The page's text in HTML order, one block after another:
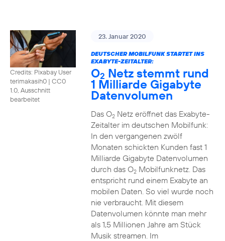
Credits: Pixabay User
terimakasih0 | CC0
1.0, Ausschnitt
bearbeitet
23. Januar 2020
DEUTSCHER MOBILFUNK STARTET INS
EXABYTE-ZEITALTER:
O2 Netz stemmt rund
1 Milliarde Gigabyte
Datenvolumen
Das O2Netz eröffnet das Exabyte-
Zeitalter im deutschen Mobilfunk:
In den vergangenen zwölf
Monaten schickten Kunden fast 1
Milliarde Gigabyte Datenvolumen
durch das O2Mobilfunknetz. Das
entspricht rund einem Exabyte an
mobilen Daten. So viel wurde noch
nie verbraucht. Mit diesem
Datenvolumen könnte man mehr
als 1,5 Millionen Jahre am Stück
Musik streamen. Im